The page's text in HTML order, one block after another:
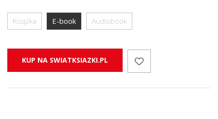
Książka E-book Audiobook
KUP NA SWIATKSIAZKI.PL